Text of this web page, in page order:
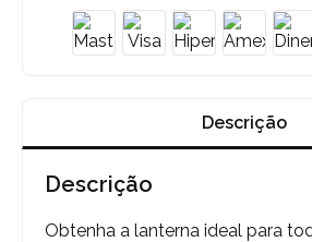
Descrição
Descrição
Obtenha a lanterna ideal para